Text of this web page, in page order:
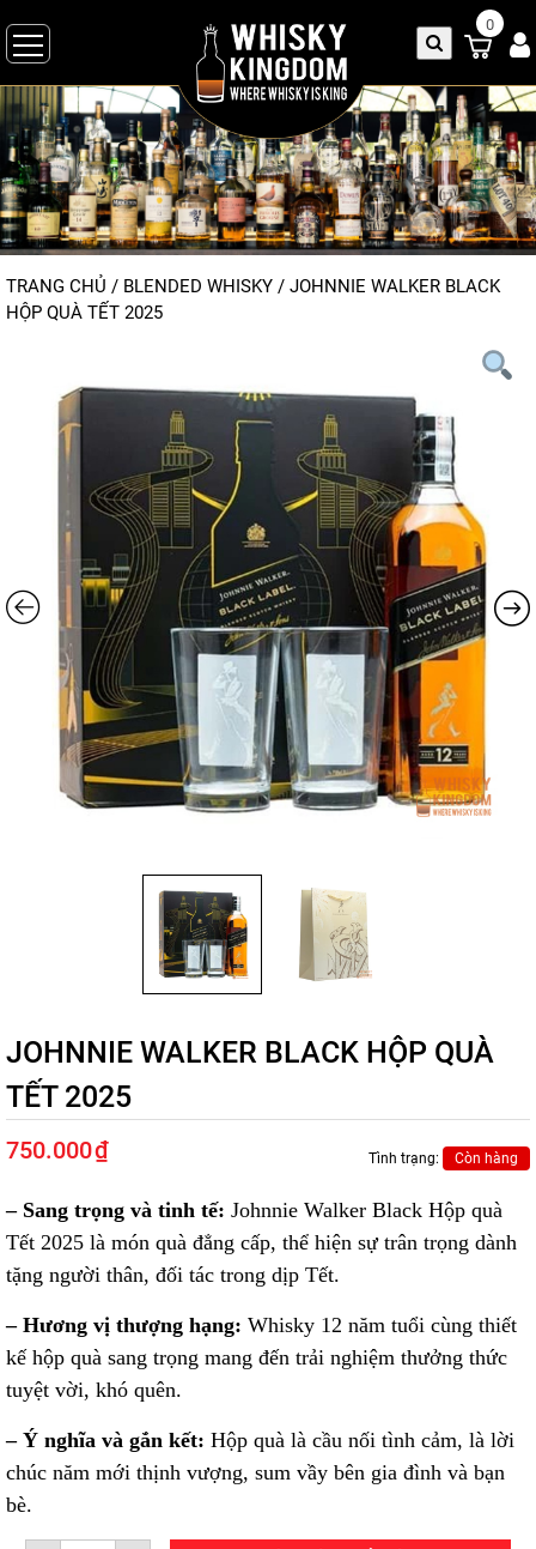
0
TRANG CHỦ / BLENDED WHISKY / JOHNNIE WALKER BLACK
HỘP QUÀ TẾT 2025
JOHNNIE WALKER BLACK HỘP QUÀ
TẾT 2025
750.000₫ Tình trạng: Còn hàng
– Sang trọng và tinh tế: Johnnie Walker Black Hộp quà
Tết 2025 là món quà đẳng cấp, thể hiện sự trân trọng dành
tặng người thân, đối tác trong dịp Tết.
– Hương vị thượng hạng: Whisky 12 năm tuổi cùng thiết
kế hộp quà sang trọng mang đến trải nghiệm thưởng thức
tuyệt vời, khó quên.
– Ý nghĩa và gắn kết: Hộp quà là cầu nối tình cảm, là lời
chúc năm mới thịnh vượng, sum vầy bên gia đình và bạn
bè.